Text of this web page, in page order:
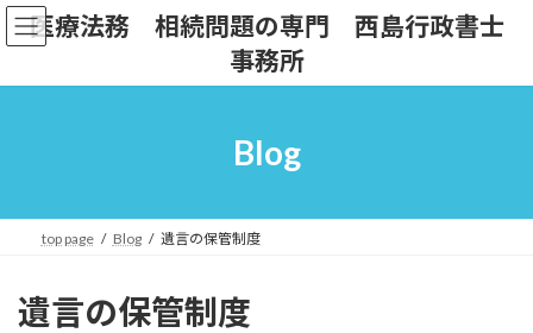
コ
ン
ン
プ
ナ
ビ
ー
動
医療法務 相続問題の専門 西島行政書士
事務所
Blog
top page Blog 遺言の保管制度
遺言の保管制度